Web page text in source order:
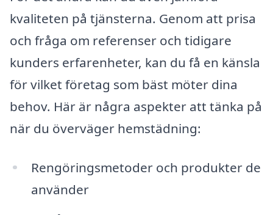
kvaliteten på tjänsterna. Genom att prisa
och fråga om referenser och tidigare
kunders erfarenheter, kan du få en känsla
för vilket företag som bäst möter dina
behov. Här är några aspekter att tänka på
när du överväger hemstädning:
Rengöringsmetoder och produkter de
använder